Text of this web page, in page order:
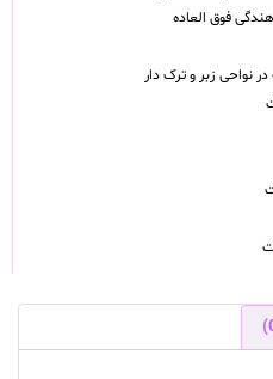
فوق العاده
نواحی زبر و ترک دار